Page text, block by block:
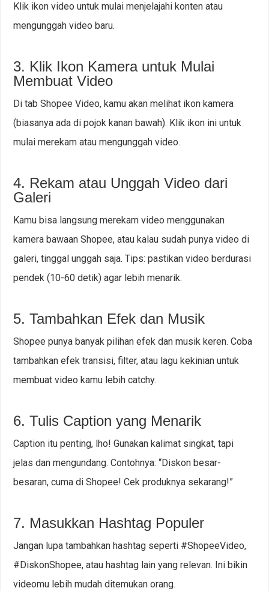
Klik ikon video untuk mulai menjelajahi konten atau
mengunggah video baru.
3. Klik Ikon Kamera untuk Mulai
Membuat Video
Di tab Shopee Video, kamu akan melihat ikon kamera
(biasanya ada di pojok kanan bawah). Klik ikon ini untuk
mulai merekam atau mengunggah video.
4. Rekam atau Unggah Video dari
Galeri
Kamu bisa langsung merekam video menggunakan
kamera bawaan Shopee, atau kalau sudah punya video di
galeri, tinggal unggah saja. Tips: pastikan video berdurasi
pendek (10-60 detik) agar lebih menarik.
5. Tambahkan Efek dan Musik
Shopee punya banyak pilihan efek dan musik keren. Coba
tambahkan efek transisi, filter, atau lagu kekinian untuk
membuat video kamu lebih catchy.
6. Tulis Caption yang Menarik
Caption itu penting, lho! Gunakan kalimat singkat, tapi
jelas dan mengundang. Contohnya: “Diskon besar-
besaran, cuma di Shopee! Cek produknya sekarang!”
7. Masukkan Hashtag Populer
Jangan lupa tambahkan hashtag seperti #ShopeeVideo,
#DiskonShopee, atau hashtag lain yang relevan. Ini bikin
videomu lebih mudah ditemukan orang.